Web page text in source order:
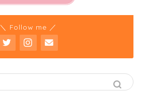
＼ Follow me ／